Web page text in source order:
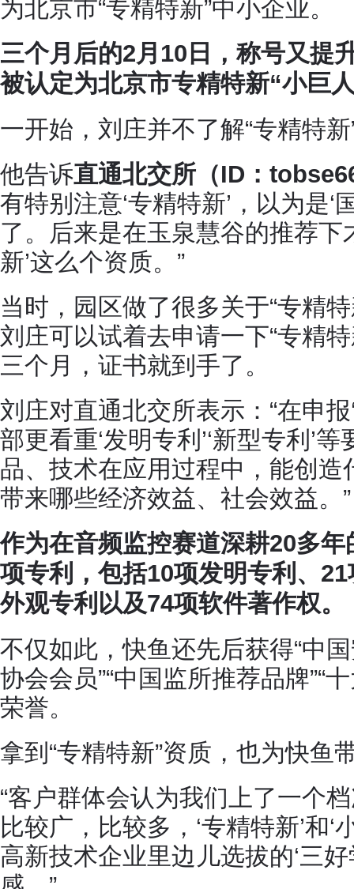
为北京市“专精特新”中小企业。
三个月后的2月10日，称号又提
被认定为北京市专精特新“小巨
一开始，刘庄并不了解“专精特新
他告诉直通北交所（ID：
有特别注意‘专精特新’，以为是‘
了。后来是在玉泉慧谷的推荐下
新’这么个资质。”
当时，园区做了很多关于“专精
刘庄可以试着去申请一下“专精
三个月，证书就到手了。
刘庄对直通北交所表示：“在申
部更看重‘发明专利’‘新型专利’
品、技术在应用过程中，能创
带来哪些经济效益、社会效益。”
作为在音频监控赛道深耕20多
项专利，包括10项发明专利、
外观专利以及74项软件著作权。
不仅如此，快鱼还先后获得“中
协会会员”“中国监所推荐品牌”“
荣誉。
拿到“专精特新”资质，也为快鱼
“客户群体会认为我们上了一个
比较广，比较多，‘专精特新’和
高新技术企业里边儿选拔的‘三